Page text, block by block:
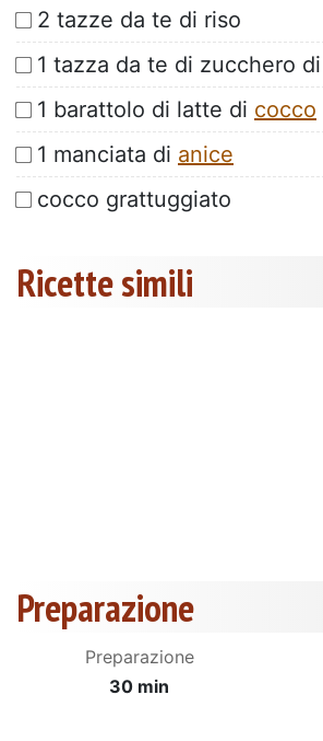
2 tazze da te di riso
1 tazza da te di zucchero
1 barattolo di latte di cocco
1 manciata di anice
cocco grattuggiato
Ricette simili
Preparazione
Preparazione
30 min